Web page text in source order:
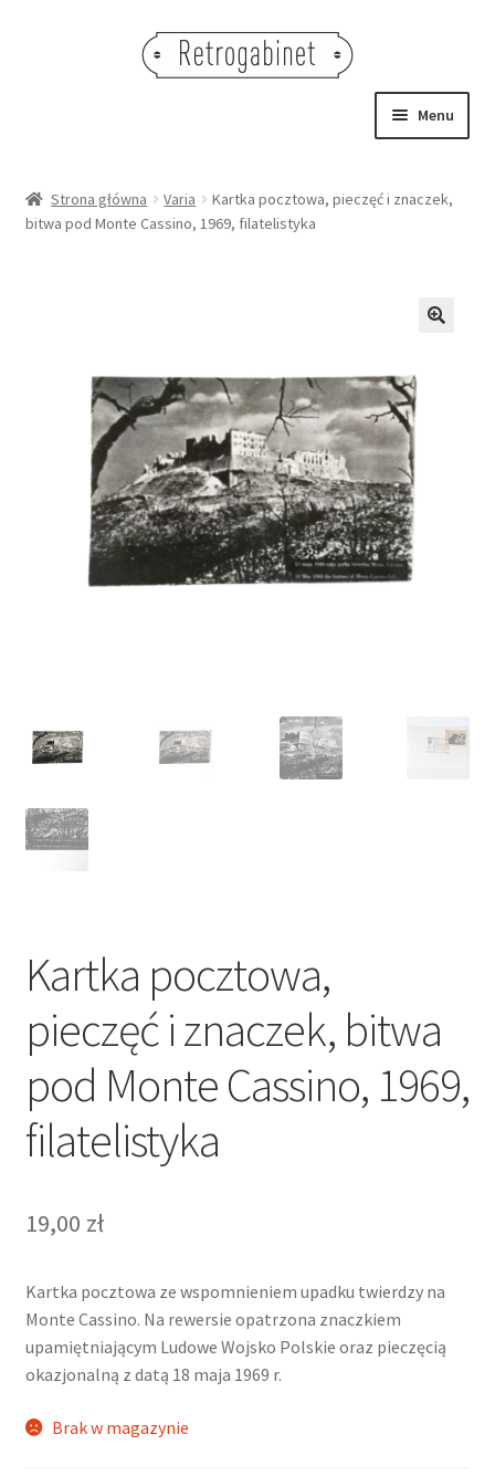
Menu
OBRAZY
OŚWIETLENIE
Strona główna Varia
Kartka pocztowa, pieczęć i znaczek,
bitwa pod Monte Cassino, 1969, filatelistyka
Kartka pocztowa,
pieczęć i znaczek, bitwa
pod Monte Cassino, 1969,
filatelistyka
19,00 zł
Kartka pocztowa ze wspomnieniem upadku twierdzy na
Monte Cassino. Na rewersie opatrzona znaczkiem
upamiętniającym Ludowe Wojsko Polskie oraz pieczęcią
okazjonalną z datą 18 maja 1969 r.
Brak w magazynie